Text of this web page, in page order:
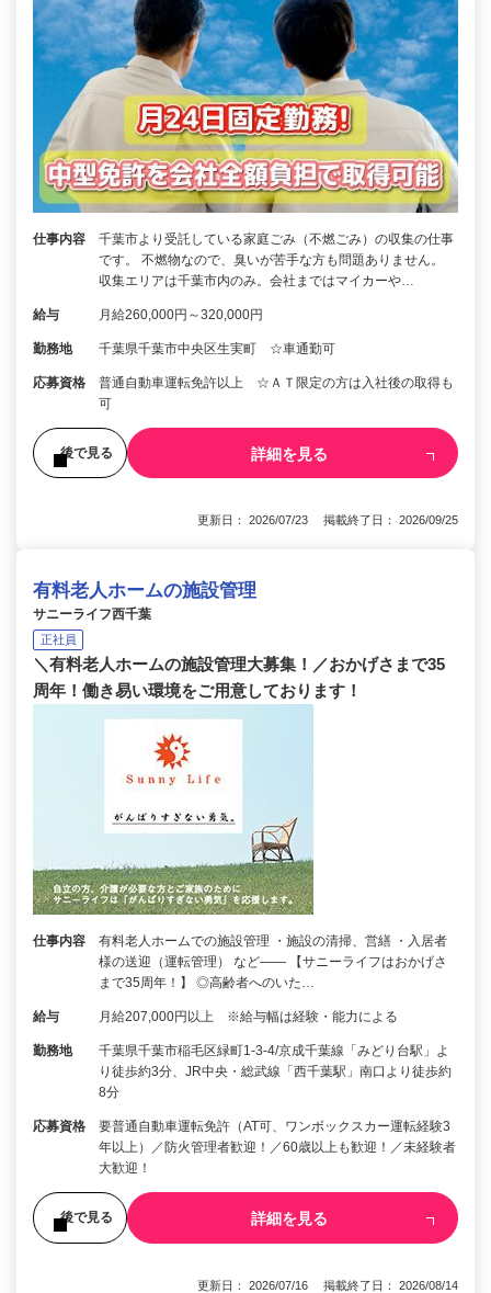
仕事内容
千葉市より受託している家庭ごみ（不燃ごみ）の収集の仕事
です。 不燃物なので、臭いが苦手な方も問題ありません。
収集エリアは千葉市内のみ。会社まではマイカーや…
給与 月給260,000円～320,000円
勤務地 千葉県千葉市中央区生実町 ☆車通勤可
応募資格
普通自動車運転免許以上 ☆ＡＴ限定の方は入社後の取得も
可
後で見る 詳細を見る
更新日： 2026/07/23 掲載終了日： 2026/09/25
有料老人ホームの施設管理
サニーライフ西千葉
正社員
＼有料老人ホームの施設管理大募集！／おかげさまで35
周年！働き易い環境をご用意しております！
仕事内容
有料老人ホームでの施設管理 ・施設の清掃、営繕 ・入居者
様の送迎（運転管理） など―― 【サニーライフはおかげさ
まで35周年！】 ◎高齢者へのいた…
給与 月給207,000円以上 ※給与幅は経験・能力による
勤務地
千葉県千葉市稲毛区緑町1-3-4/京成千葉線「みどり台駅」よ
り徒歩約3分、JR中央・総武線「西千葉駅」南口より徒歩約
8分
応募資格
要普通自動車運転免許（AT可、ワンボックスカー運転経験3
年以上）／防火管理者歓迎！／60歳以上も歓迎！／未経験者
大歓迎！
後で見る 詳細を見る
更新日： 2026/07/16 掲載終了日： 2026/08/14